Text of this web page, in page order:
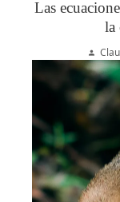
Las
la